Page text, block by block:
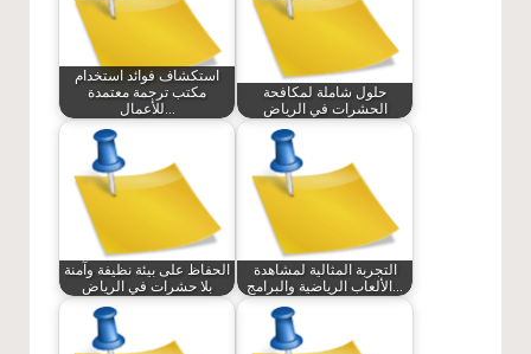
استكشاف فوائد استخدام
مكتب ترجمة معتمدة
للأعمال…
حلول شاملة لمكافحة
الحشرات في الرياض
الحفاظ على بيئة نظيفة وآمنة
بلا حشرات في الرياض
التجربة المثالية لمشاهدة
الألعاب الرياضية والبرامج…